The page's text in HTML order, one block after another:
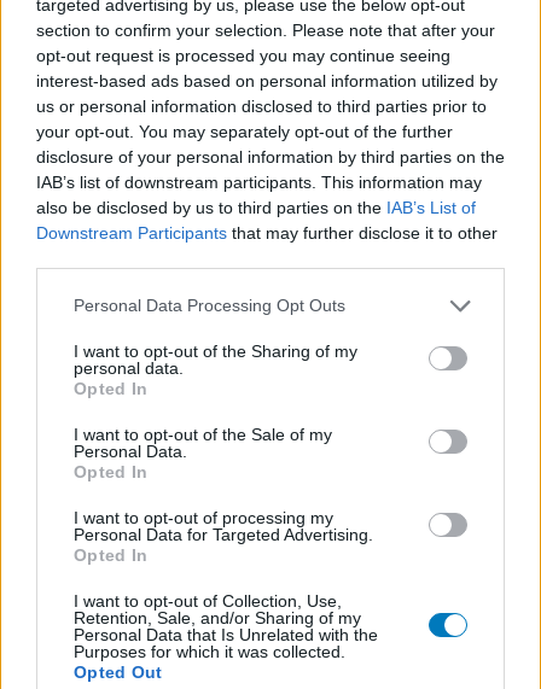
targeted advertising by us, please use the below opt-out
section to confirm your selection. Please note that after your
opt-out request is processed you may continue seeing
interest-based ads based on personal information utilized by
us or personal information disclosed to third parties prior to
your opt-out. You may separately opt-out of the further
disclosure of your personal information by third parties on the
IAB’s list of downstream participants. This information may
also be disclosed by us to third parties on the IAB’s List of
Downstream Participants that may further disclose it to other
Personal Data Processing Opt Outs
I want to opt-out of the Sharing of my
personal data.
Opted In
I want to opt-out of the Sale of my
Personal Data.
Opted In
I want to opt-out of processing my
Personal Data for Targeted Advertising.
Opted In
I want to opt-out of Collection, Use,
Retention, Sale, and/or Sharing of my
Personal Data that Is Unrelated with the
Purposes for which it was collected.
Opted Out
Abilify (289)
Psychose / schizophrénie - antipsychotique
Victoza (261)
Diabètes - médicaments oraux
Cerazette (259)
Contraception - autre
Concerta (252)
ADHD - psychostimulants
Roaccutane (245)
Epilepsie
Doxycycline (243)
Laroxyl (239)
Dépression - antidépresseurs TCA
Risperdal (230)
Psychose / schizophrénie - antipsychotique
Les évaluations de cette page sont écrites par les utilisateurs
eux-mêmes ; ces avis sont d’abord lus, et éventuellement
adaptés afin de répondre à nos standards en ce qui concerne